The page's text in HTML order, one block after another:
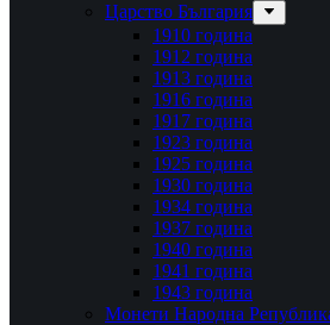
Царство България
1910 година
1912 година
1913 година
1916 година
1917 година
1923 година
1925 година
1930 година
1934 година
1937 година
1940 година
1941 година
1943 година
Монети Народна